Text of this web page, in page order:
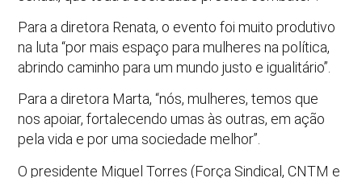
Para a diretora Renata, o evento foi muito produtivo
na luta “por mais espaço para mulheres na política,
abrindo caminho para um mundo justo e igualitário”.
Para a diretora Marta, “nós, mulheres, temos que
nos apoiar, fortalecendo umas às outras, em ação
pela vida e por uma sociedade melhor”.
O presidente Miguel Torres (Força Sindical, CNTM e